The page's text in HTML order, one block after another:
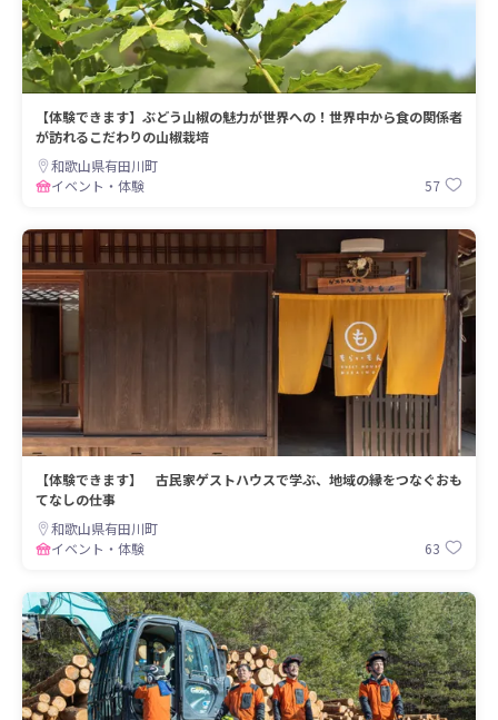
【体験できます】ぶどう山椒の魅力が世界への！世界中から食の関係者
が訪れるこだわりの山椒栽培
和歌山県有田川町
イベント・体験
57
【体験できます】 古民家ゲストハウスで学ぶ、地域の縁をつなぐおも
てなしの仕事
和歌山県有田川町
イベント・体験
63